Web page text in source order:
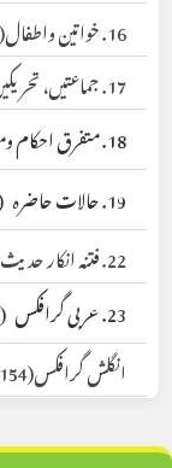
16. خواتین واطفال
17. جماعتیں، تحریکیں، ادارے
18. متفرق احکام ومسائل
19. حالات حاضرہ
22. فتنہ انکار حدیث
23. عربی گرافکس
(696)
انگلش گرافکس(154)